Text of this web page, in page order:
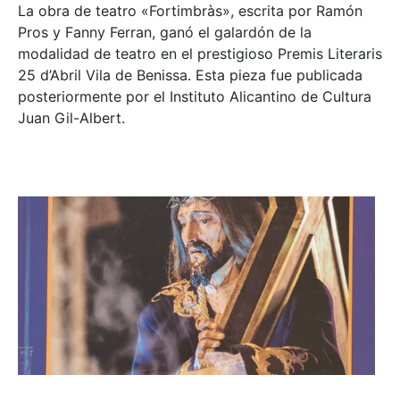
La obra de teatro «Fortimbràs», escrita por Ramón
Pros y Fanny Ferran, ganó el galardón de la
modalidad de teatro en el prestigioso Premis Literaris
25 d’Abril Vila de Benissa. Esta pieza fue publicada
posteriormente por el Instituto Alicantino de Cultura
Juan Gil-Albert.